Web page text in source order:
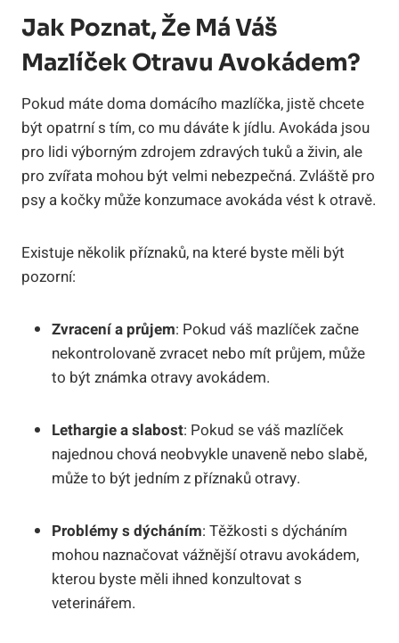
Jak Poznat, Že Má Váš
Mazlíček Otravu Avokádem?
Pokud máte doma domácího mazlíčka, jistě chcete
být opatrní s tím, co mu dáváte k jídlu. Avokáda jsou
pro lidi výborným zdrojem zdravých tuků a živin, ale
pro zvířata mohou být velmi nebezpečná. Zvláště pro
psy a kočky může konzumace avokáda vést k otravě.
Existuje několik příznaků, na které byste měli být
pozorní:
Zvracení a průjem: Pokud váš mazlíček začne
nekontrolovaně zvracet nebo mít průjem, může
to být známka otravy avokádem.
Lethargie a slabost: Pokud se váš mazlíček
najednou chová neobvykle unaveně nebo slabě,
může to být jedním z příznaků otravy.
Problémy s dýcháním: Těžkosti s dýcháním
mohou naznačovat vážnější otravu avokádem,
kterou byste měli ihned konzultovat s
veterinářem.